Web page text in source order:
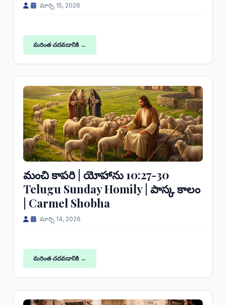
మార్చి 15, 2026
మరింత చదవడానికి →
మంచి కాపరి | యోహాను 10:27-30
Telugu Sunday Homily | పాస్క కాలం
| Carmel Shobha
మార్చి 14, 2026
మరింత చదవడానికి →